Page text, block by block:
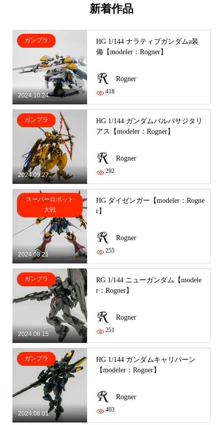
新着作品
2024.10.24
ガンプラ
HG 1/144 ナラティブガンダムa装
備【modeler：Rogner】
Rogner
418
2024.09.27
ガンプラ
HG 1/144 ガンダムバルバサジタリ
アス【modeler：Rogner】
Rogner
292
2024.08.21
スーパーロボット
大戦
HG ダイゼンガー【modeler：Rogne
r】
Rogner
255
2024.08.15
ガンプラ
RG 1/144 ニューガンダム【modele
r：Rogner】
Rogner
251
2024.08.01
ガンプラ
HG 1/144 ガンダムキャリバーン
【modeler：Rogner】
Rogner
403